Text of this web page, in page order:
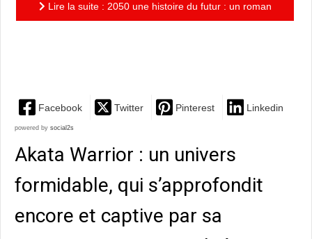
Lire la suite : 2050 une histoire du futur : un roman
Facebook Twitter Pinterest Linkedin
powered by social2s
Akata Warrior : un univers
formidable, qui s’approfondit
encore et captive par sa